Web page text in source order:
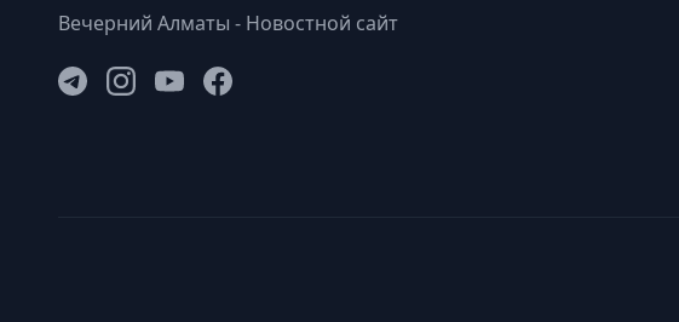
Вечерний Алматы - Новостной сайт